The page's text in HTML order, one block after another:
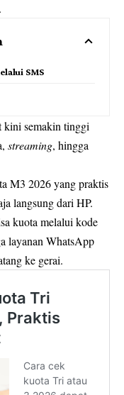
SMS
kini semakin tinggi
streaming, hingga
M3 2026 yang praktis
langsung dari HP.
kuota melalui kode
layanan WhatsApp
ke gerai.